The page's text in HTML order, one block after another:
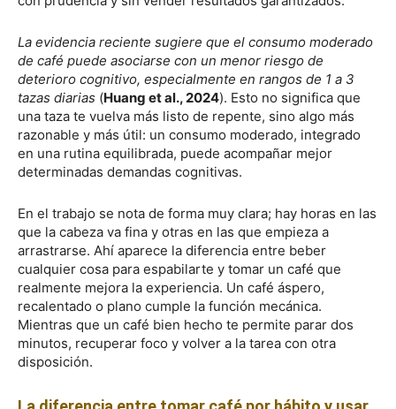
La evidencia reciente sugiere que el consumo moderado
de café puede asociarse con un menor riesgo de
deterioro cognitivo, especialmente en rangos de 1 a 3
tazas diarias (Huang et al., 2024). Esto no significa que
una taza te vuelva más listo de repente, sino algo más
razonable y más útil: un consumo moderado, integrado
en una rutina equilibrada, puede acompañar mejor
determinadas demandas cognitivas.
En el trabajo se nota de forma muy clara; hay horas en las
que la cabeza va fina y otras en las que empieza a
arrastrarse. Ahí aparece la diferencia entre beber
cualquier cosa para espabilarte y tomar un café que
realmente mejora la experiencia. Un café áspero,
recalentado o plano cumple la función mecánica.
Mientras que un café bien hecho te permite parar dos
minutos, recuperar foco y volver a la tarea con otra
disposición.